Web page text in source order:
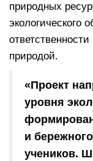
природных
экологического
природой.
«Проект
уровня
и
учеников.